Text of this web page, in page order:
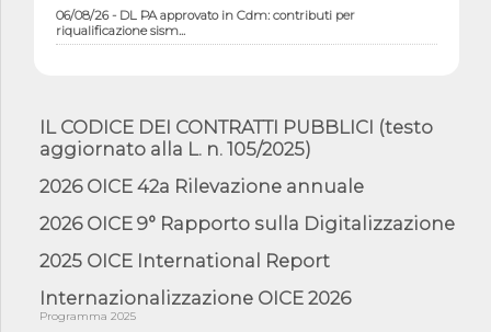
06/08/26 - DL PA approvato in Cdm: contributi per
riqualificazione sism...
norme UE in m...
05/08/26 - DL Infrastrutture e PNRR è legge: approvata oggi la
amminist...
05/08/26 - Anac: pubblicata la Relazione illustrativa al Bando tipo
2 s...
05/08/26 - SAVE THE DATE: Assemblea Pubblica Confindustria
Professioni ...
IL CODICE DEI CONTRATTI PUBBLICI (testo
aggiornato alla L. n. 105/2025)
2026 OICE 42a Rilevazione annuale
2026 OICE 9° Rapporto sulla Digitalizzazione
2025 OICE International Report
Internazionalizzazione OICE 2026
Programma 2025